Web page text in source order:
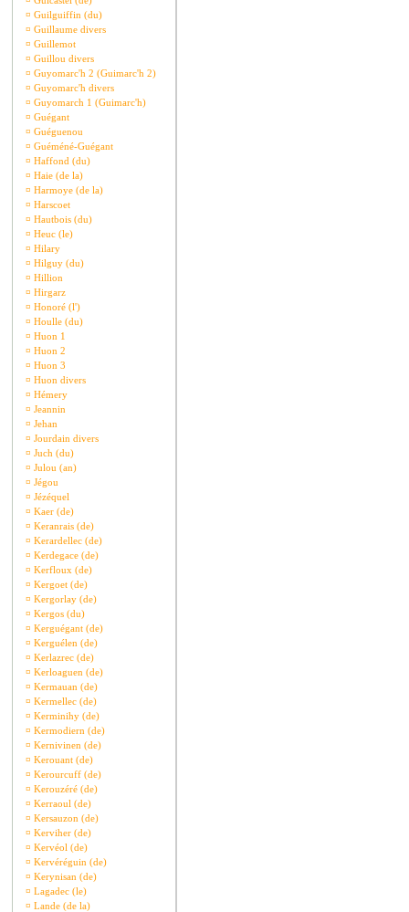
¤ Guilguiffin (du)
¤ Guillaume divers
¤ Guillemot
¤ Guillou divers
¤ Guyomarc'h 2 (Guimarc'h 2)
¤ Guyomarc'h divers
¤ Guyomarch 1 (Guimarc'h)
¤ Guégant
¤ Guéguenou
¤ Guéméné-Guégant
¤ Haffond (du)
¤ Haie (de la)
¤ Harmoye (de la)
¤ Harscoet
¤ Hautbois (du)
¤ Heuc (le)
¤ Hilary
¤ Hilguy (du)
¤ Hillion
¤ Hirgarz
¤ Honoré (l')
¤ Houlle (du)
¤ Huon 1
¤ Huon 2
¤ Huon 3
¤ Huon divers
¤ Hémery
¤ Jeannin
¤ Jehan
¤ Jourdain divers
¤ Juch (du)
¤ Julou (an)
¤ Jégou
¤ Jézéquel
¤ Kaer (de)
¤ Keranrais (de)
¤ Kerardellec (de)
¤ Kerdegace (de)
¤ Kerfloux (de)
¤ Kergoet (de)
¤ Kergorlay (de)
¤ Kergos (du)
¤ Kerguégant (de)
¤ Kerguélen (de)
¤ Kerlazrec (de)
¤ Kerloaguen (de)
¤ Kermauan (de)
¤ Kermellec (de)
¤ Kerminihy (de)
¤ Kermodiern (de)
¤ Kernivinen (de)
¤ Kerouant (de)
¤ Kerourcuff (de)
¤ Kerouzéré (de)
¤ Kerraoul (de)
¤ Kersauzon (de)
¤ Kerviher (de)
¤ Kervéol (de)
¤ Kervéréguin (de)
¤ Kerynisan (de)
¤ Lagadec (le)
¤ Lande (de la)